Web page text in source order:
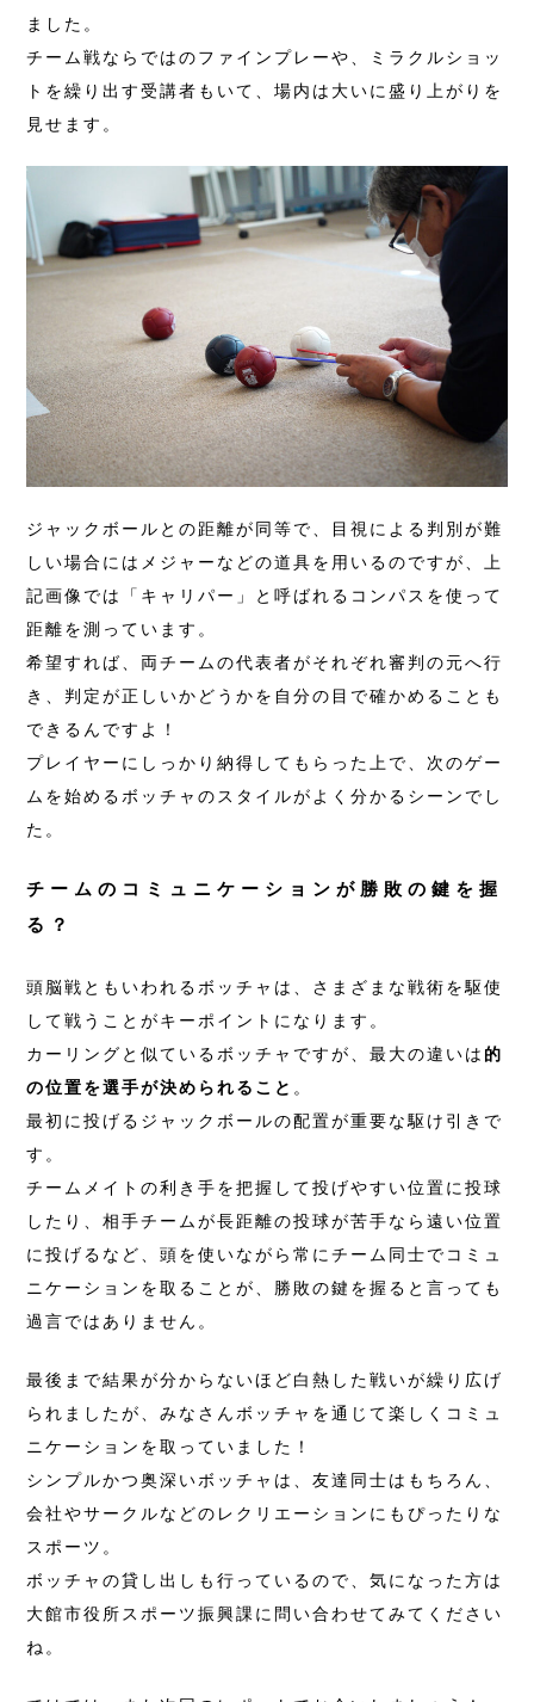
ました。
チーム戦ならではのファインプレーや、ミラクルショッ
トを繰り出す受講者もいて、場内は大いに盛り上がりを
見せます。
ジャックボールとの距離が同等で、目視による判別が難
しい場合にはメジャーなどの道具を用いるのですが、上
記画像では「キャリパー」と呼ばれるコンパスを使って
距離を測っています。
希望すれば、両チームの代表者がそれぞれ審判の元へ行
き、判定が正しいかどうかを自分の目で確かめることも
できるんですよ！
プレイヤーにしっかり納得してもらった上で、次のゲー
ムを始めるボッチャのスタイルがよく分かるシーンでし
た。
チームのコミュニケーションが勝敗の鍵を握
る？
頭脳戦ともいわれるボッチャは、さまざまな戦術を駆使
して戦うことがキーポイントになります。
カーリングと似ているボッチャですが、最大の違いは 的
の位置を選手が決められること 。
最初に投げるジャックボールの配置が重要な駆け引きで
す。
チームメイトの利き手を把握して投げやすい位置に投球
したり、相手チームが長距離の投球が苦手なら遠い位置
に投げるなど、頭を使いながら常にチーム同士でコミュ
ニケーションを取ることが、勝敗の鍵を握ると言っても
過言ではありません。
最後まで結果が分からないほど白熱した戦いが繰り広げ
られましたが、みなさんボッチャを通じて楽しくコミュ
ニケーションを取っていました！
シンプルかつ奥深いボッチャは、友達同士はもちろん、
会社やサークルなどのレクリエーションにもぴったりな
スポーツ。
ボッチャの貸し出しも行っているので、気になった方は
大館市役所スポーツ振興課に問い合わせてみてください
ね。